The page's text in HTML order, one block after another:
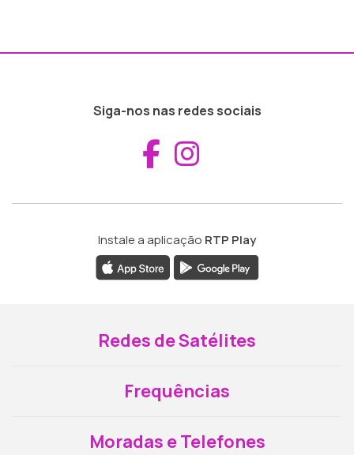
Siga-nos nas redes sociais
Aceder ao
Instale a aplicação RTP Play
Redes de Satélites
Frequências
Moradas e Telefones